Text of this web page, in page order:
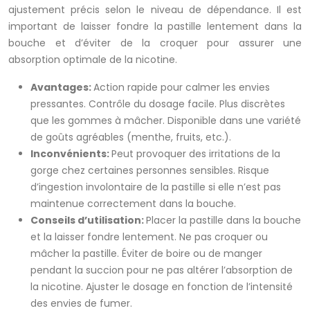
ajustement précis selon le niveau de dépendance. Il est
important de laisser fondre la pastille lentement dans la
bouche et d’éviter de la croquer pour assurer une
absorption optimale de la nicotine.
Avantages:Action rapide pour calmer les envies
pressantes. Contrôle du dosage facile. Plus discrètes
que les gommes à mâcher. Disponible dans une variété
de goûts agréables (menthe, fruits, etc.).
Inconvénients:Peut provoquer des irritations de la
gorge chez certaines personnes sensibles. Risque
d’ingestion involontaire de la pastille si elle n’est pas
maintenue correctement dans la bouche.
Conseils d’utilisation:Placer la pastille dans la bouche
et la laisser fondre lentement. Ne pas croquer ou
mâcher la pastille. Éviter de boire ou de manger
pendant la succion pour ne pas altérer l’absorption de
la nicotine. Ajuster le dosage en fonction de l’intensité
des envies de fumer.